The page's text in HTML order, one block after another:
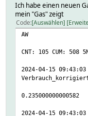
Ich habe einen neuen
mein "Gas" zeigt
Code Auswählen
AW
CNT: 105 CUM: 508
2024-04-15 09:43:03
0.235000000000582
2024-04-15 09:43:03